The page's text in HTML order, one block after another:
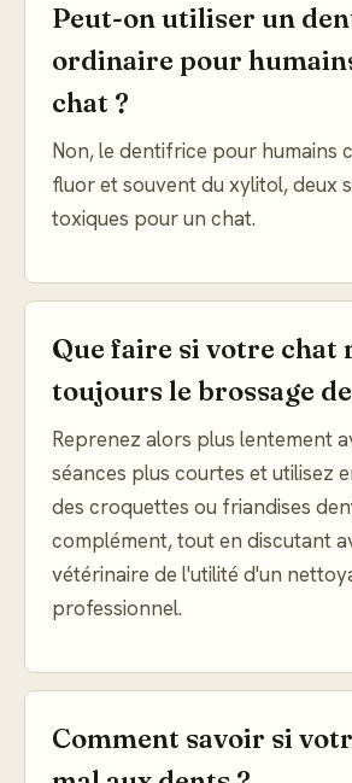
Peut-on utiliser un
ordinaire pour
chat ?
Non, le dentifrice pour humains
fluor et souvent du xylitol, deux
toxiques pour un chat.
Que faire si votre chat
toujours le brossage
Reprenez alors plus lentement
séances plus courtes et utilisez
des croquettes ou friandises
complément, tout en discutant
vétérinaire de l'utilité d'un
professionnel.
Comment savoir si